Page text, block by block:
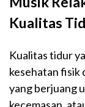
Kualitas
Kualitas tidur
kesehatan fisik
yang berjuang